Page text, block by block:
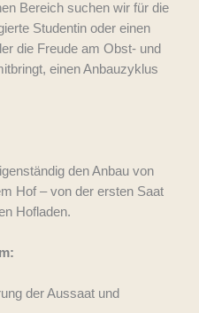
Bereich suchen wir für die
Studentin oder einen
die Freude am Obst- und
einen Anbauzyklus
den Anbau von
Hof – von der ersten Saat
Hofladen.
der Aussaat und